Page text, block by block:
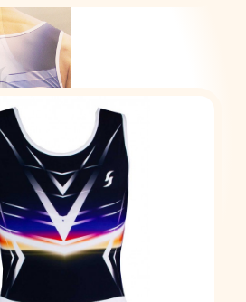
LEOTARDS
DE GYM